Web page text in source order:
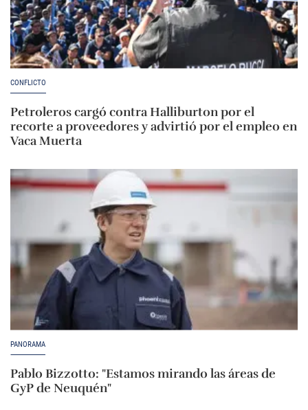
CONFLICTO
Petroleros cargó contra Halliburton por el
recorte a proveedores y advirtió por el empleo en
Vaca Muerta
PANORAMA
Pablo Bizzotto: "Estamos mirando las áreas de
GyP de Neuquén"